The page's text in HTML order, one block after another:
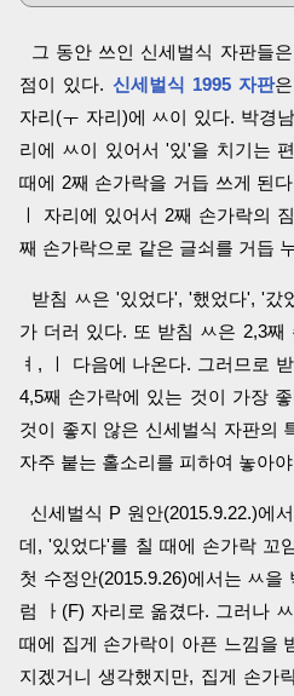
그 동안 쓰인 신세벌식 자판들
점이 있다. 신세벌식 1995 자판
자리(ㅜ 자리)에 ㅆ이 있다. 박경
리에 ㅆ이 있어서 '있'을 치기는
때에 2째 손가락을 거듭 쓰게 된
ㅣ 자리에 있어서 2째 손가락의
째 손가락으로 같은 글쇠를 거듭
받침 ㅆ은 '있었다', '했었다', '갔
가 더러 있다. 또 받침 ㅆ은 2,3
ㅕ, ㅣ 다음에 나온다. 그러므로
4,5째 손가락에 있는 것이 가장
것이 좋지 않은 신세벌식 자판의
자주 붙는 홀소리를 피하여 놓아
신세벌식 P 원안(2015.9.22.)에
데, '있었다'를 칠 때에 손가락 꼬
첫 수정안(2015.9.26)에서는 ㅆ을
럼 ㅏ(F) 자리로 옮겼다. 그러나
때에 집게 손가락이 아픈 느낌을
지겠거니 생각했지만, 집게 손가